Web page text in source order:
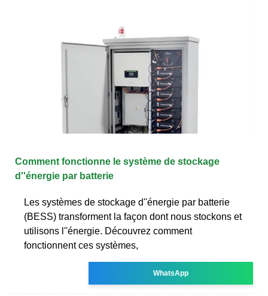
Comment fonctionne le système de stockage
d''énergie par batterie
Les systèmes de stockage d''énergie par batterie
(BESS) transforment la façon dont nous stockons et
utilisons l''énergie. Découvrez comment
fonctionnent ces systèmes,
WhatsApp